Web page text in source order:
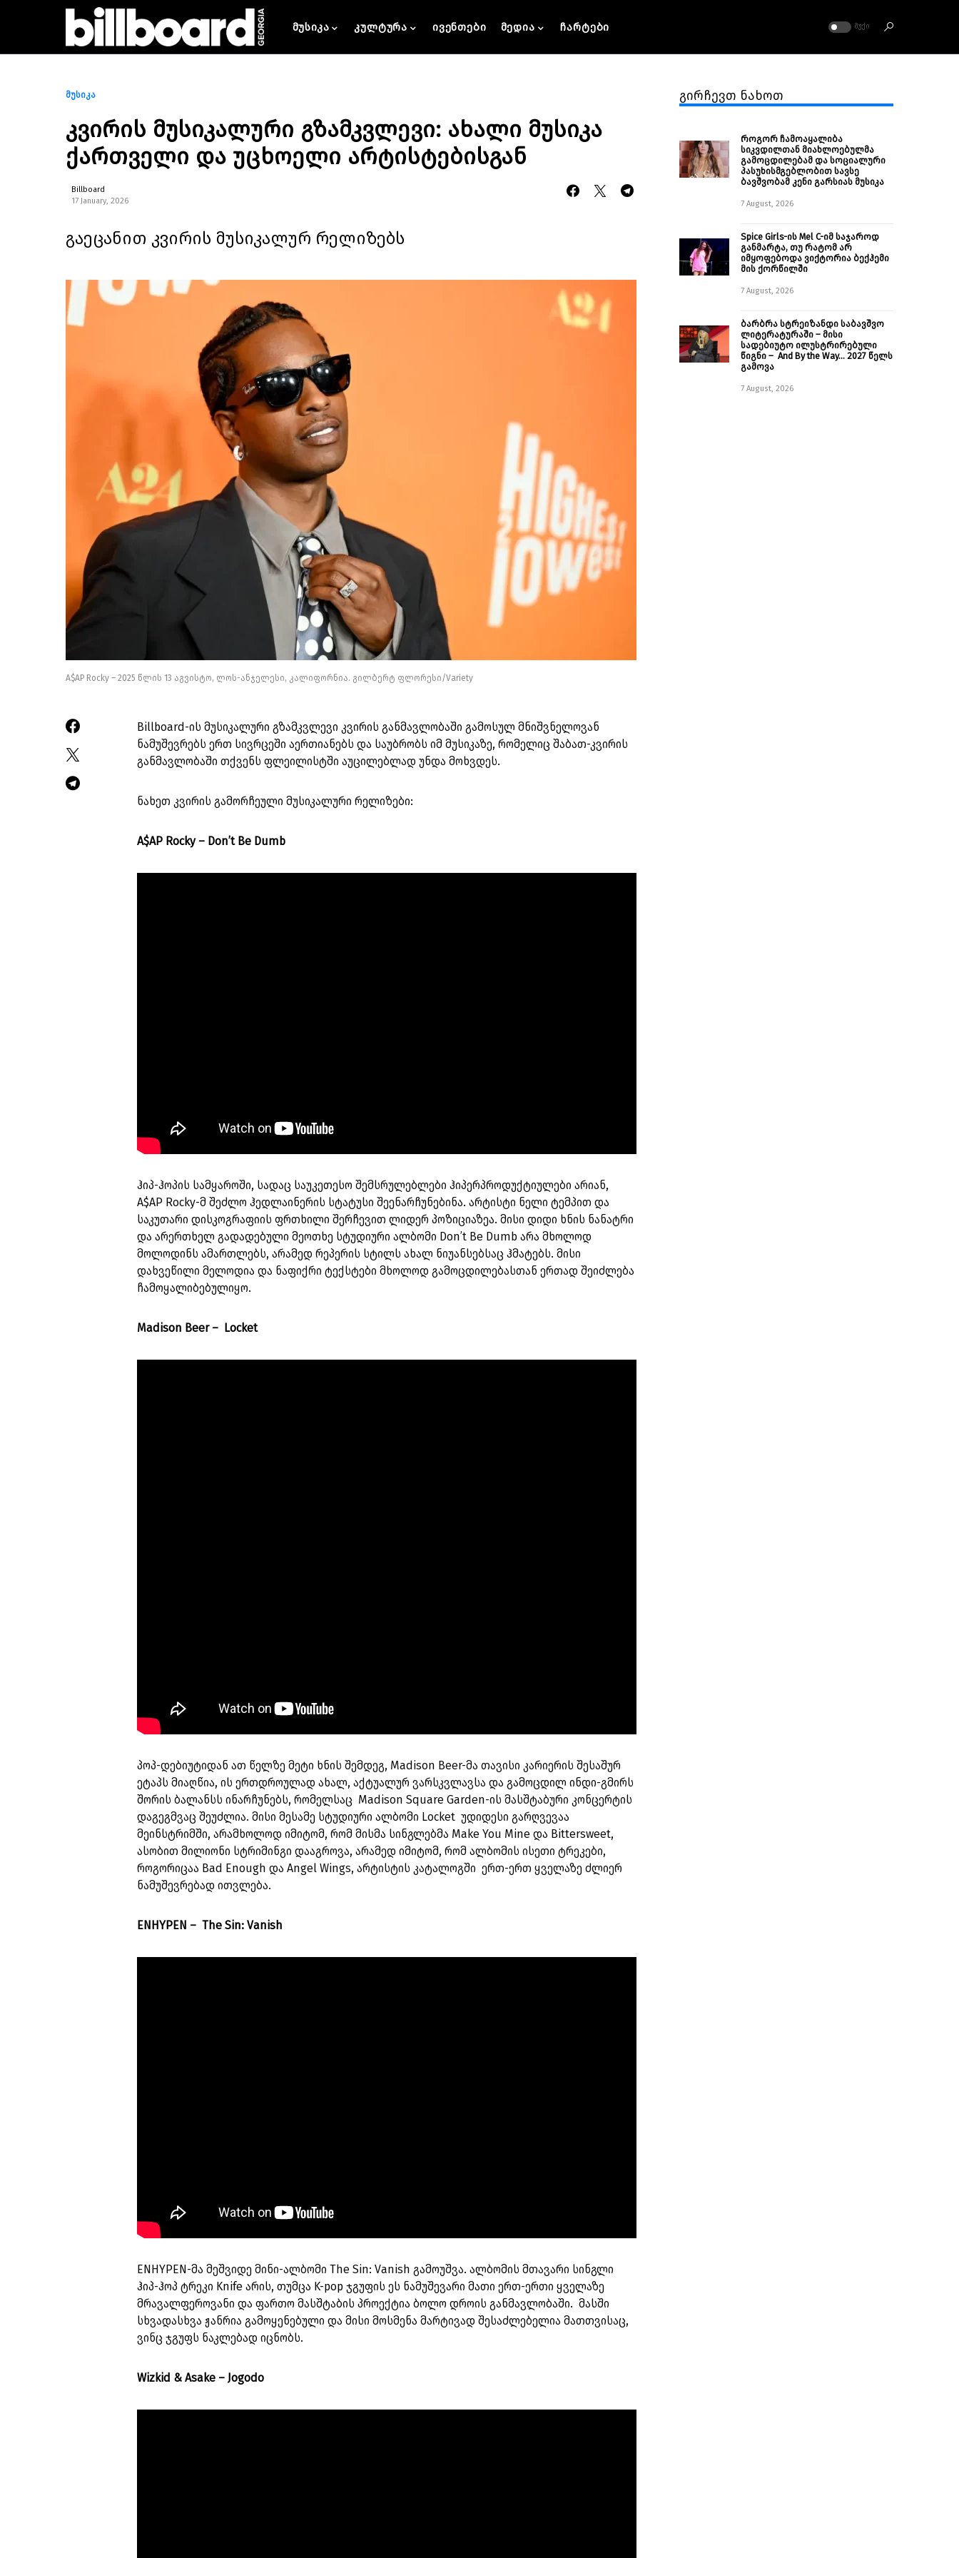
მუსიკა კულტურა ივენთები მედია ჩარტები ᲛᲣᲥᲘ
მუსიკა
კვირის მუსიკალური გზამკვლევი: ახალი მუსიკა
ქართველი და უცხოელი არტისტებისგან
Billboard
17 January, 2026
გაეცანით კვირის მუსიკალურ რელიზებს
A$AP Rocky – 2025 წლის 13 აგვისტო, ლოს-ანჯელესი, კალიფორნია. გილბერტ ფლორესი/Variety
Billboard-ის მუსიკალური გზამკვლევი კვირის განმავლობაში გამოსულ მნიშვნელოვან
ნამუშევრებს ერთ სივრცეში აერთიანებს და საუბრობს იმ მუსიკაზე, რომელიც შაბათ-კვირის
განმავლობაში თქვენს ფლეილისტში აუცილებლად უნდა მოხვდეს.
ნახეთ კვირის გამორჩეული მუსიკალური რელიზები:
A$AP Rocky – Don’t Be Dumb
ჰიპ-ჰოპის სამყაროში, სადაც საუკეთესო შემსრულებლები ჰიპერპროდუქტიულები არიან,
A$AP Rocky-მ შეძლო ჰედლაინერის სტატუსი შეენარჩუნებინა. არტისტი ნელი ტემპით და
საკუთარი დისკოგრაფიის ფრთხილი შერჩევით ლიდერ პოზიციაზეა. მისი დიდი ხნის ნანატრი
და არერთხელ გადადებული მეოთხე სტუდიური ალბომი Don’t Be Dumb არა მხოლოდ
მოლოდინს ამართლებს, არამედ რეპერის სტილს ახალ ნიუანსებსაც ჰმატებს. მისი
დახვეწილი მელოდია და ნაფიქრი ტექსტები მხოლოდ გამოცდილებასთან ერთად შეიძლება
ჩამოყალიბებულიყო.
Madison Beer – Locket
პოპ-დებიუტიდან ათ წელზე მეტი ხნის შემდეგ, Madison Beer-მა თავისი კარიერის შესაშურ
ეტაპს მიაღწია, ის ერთდროულად ახალ, აქტუალურ ვარსკვლავსა და გამოცდილ ინდი-გმირს
შორის ბალანსს ინარჩუნებს, რომელსაც Madison Square Garden-ის მასშტაბური კონცერტის
დაგეგმვაც შეუძლია. მისი მესამე სტუდიური ალბომი Locket უდიდესი გარღვევაა
მეინსტრიმში, არამხოლოდ იმიტომ, რომ მისმა სინგლებმა Make You Mine და Bittersweet,
ასობით მილიონი სტრიმინგი დააგროვა, არამედ იმიტომ, რომ ალბომის ისეთი ტრეკები,
როგორიცაა Bad Enough და Angel Wings, არტისტის კატალოგში ერთ-ერთ ყველაზე ძლიერ
ნამუშევრებად ითვლება.
ENHYPEN – The Sin: Vanish
ENHYPEN-მა მეშვიდე მინი-ალბომი The Sin: Vanish გამოუშვა. ალბომის მთავარი სინგლი
ჰიპ-ჰოპ ტრეკი Knife არის, თუმცა K-pop ჯგუფის ეს ნამუშევარი მათი ერთ-ერთი ყველაზე
მრავალფეროვანი და ფართო მასშტაბის პროექტია ბოლო დროის განმავლობაში. მასში
სხვადასხვა ჟანრია გამოყენებული და მისი მოსმენა მარტივად შესაძლებელია მათთვისაც,
ვინც ჯგუფს ნაკლებად იცნობს.
Wizkid & Asake – Jogodo
გირჩევთ ნახოთ
როგორ ჩამოაყალიბა
სიკვდილთან მიახლოებულმა
გამოცდილებამ და სოციალური
პასუხისმგებლობით სავსე
ბავშვობამ კენი გარსიას მუსიკა
7 August, 2026
Spice Girls-ის Mel C-იმ საჯაროდ
განმარტა, თუ რატომ არ
იმყოფებოდა ვიქტორია ბექჰემი
მის ქორწილში
7 August, 2026
ბარბრა სტრეიზანდი საბავშვო
ლიტერატურაში – მისი
სადებიუტო ილუსტრირებული
წიგნი – And By the Way… 2027 წელს
გამოვა
7 August, 2026